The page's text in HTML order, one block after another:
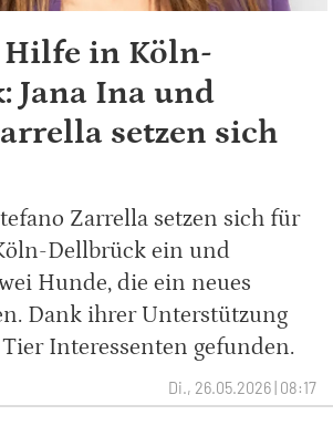
in Köln-
Jana Ina und
setzen sich
Zarrella setzen sich für
Dellbrück ein und
Hunde, die ein neues
Dank ihrer Unterstützung
Interessenten gefunden.
Di., 26.05.2026 | 08:17